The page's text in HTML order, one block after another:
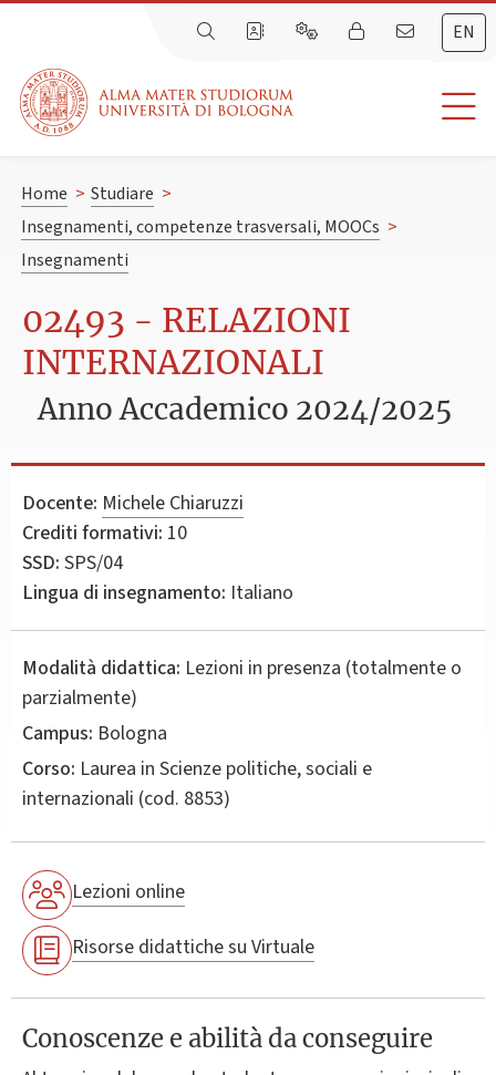
EN
Home > Studiare >
Insegnamenti, competenze trasversali, MOOCs >
Insegnamenti
02493 - RELAZIONI
INTERNAZIONALI
Anno Accademico 2024/2025
Docente: Michele Chiaruzzi
Crediti formativi: 10
SSD: SPS/04
Lingua di insegnamento: Italiano
Modalità didattica: Lezioni in presenza (totalmente o
parzialmente)
Campus: Bologna
Corso: Laurea in Scienze politiche, sociali e
internazionali (cod. 8853)
Lezioni online
Risorse didattiche su Virtuale
Conoscenze e abilità da conseguire